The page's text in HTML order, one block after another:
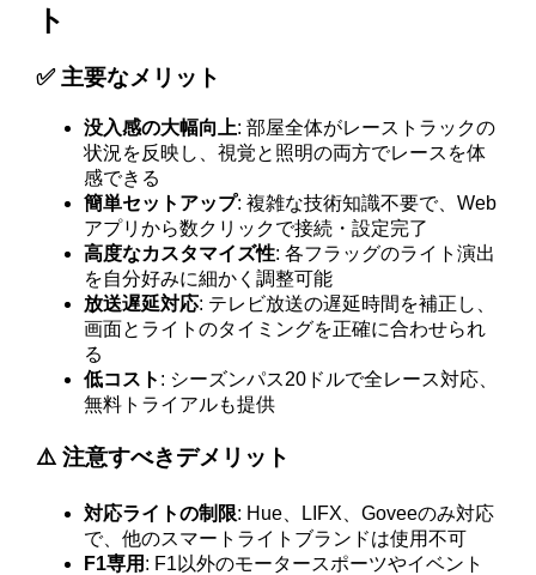
ト
✅ 主要なメリット
没入感の大幅向上: 部屋全体がレーストラックの
状況を反映し、視覚と照明の両方でレースを体
感できる
簡単セットアップ: 複雑な技術知識不要で、Web
アプリから数クリックで接続・設定完了
高度なカスタマイズ性: 各フラッグのライト演出
を自分好みに細かく調整可能
放送遅延対応: テレビ放送の遅延時間を補正し、
画面とライトのタイミングを正確に合わせられ
る
低コスト : シーズンパス20ドルで全レース対応、
無料トライアルも提供
⚠️ 注意すべきデメリット
対応ライトの制限: Hue、LIFX、Goveeのみ対応
で、他のスマートライトブランドは使用不可
F1専用 : F1以外のモータースポーツやイベント